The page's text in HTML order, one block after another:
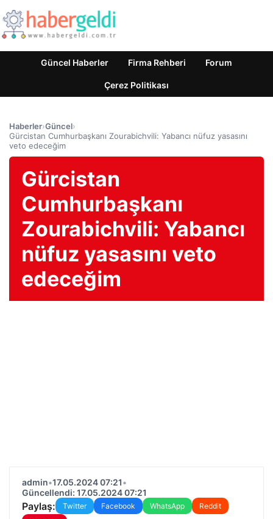
Güncel Haberler Firma Rehberi Forum
Çerez Politikası
Haberler›Güncel›
Gürcistan Cumhurbaşkanı Zourabichvili: Yabancı nüfuz yasasını
veto edeceğim
Gürcistan
Cumhurbaşkanı
Zourabichvili: Yabancı
nüfuz yasasını veto
edeceğim
admin•17.05.2024 07:21•
Güncellendi: 17.05.2024 07:21
Paylaş: Twitter Facebook WhatsApp
Reddit